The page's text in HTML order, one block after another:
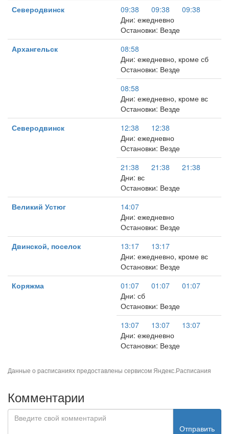
Северодвинск
09:38 09:38
09:38
Дни: ежедневно
Остановки: Везде
Архангельск
08:58
Дни: ежедневно, кроме сб
Остановки: Везде
08:58
Дни: ежедневно, кроме вс
Остановки: Везде
Северодвинск
12:38
12:38
Дни: ежедневно
Остановки: Везде
21:38
21:38
21:38
Дни: вс
Остановки: Везде
Великий Устюг
14:07
Дни: ежедневно
Остановки: Везде
Двинской, поселок
13:17
13:17
Дни: ежедневно, кроме вс
Остановки: Везде
Коряжма
01:07 01:07
01:07
Дни: сб
Остановки: Везде
13:07
13:07
13:07
Дни: ежедневно
Остановки: Везде
Данные о расписаниях предоставлены сервисом Яндекс.Расписания
Комментарии
Отправить